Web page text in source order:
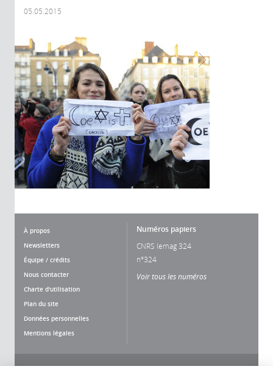
05.05.2015
À propos
Newsletters
Équipe / crédits
Nous contacter
Charte d'utilisation
Plan du site
Données personnelles
Mentions légales
Numéros papiers
CNRS lemag 324
n°324
Voir tous les numéros